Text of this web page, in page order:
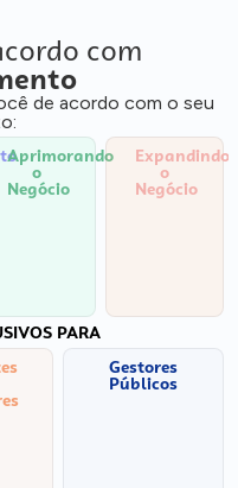
com
de acordo com o seu
Aprimorando
o
Negócio
Expandindo
o
Negócio
PARA
Gestores
Públicos